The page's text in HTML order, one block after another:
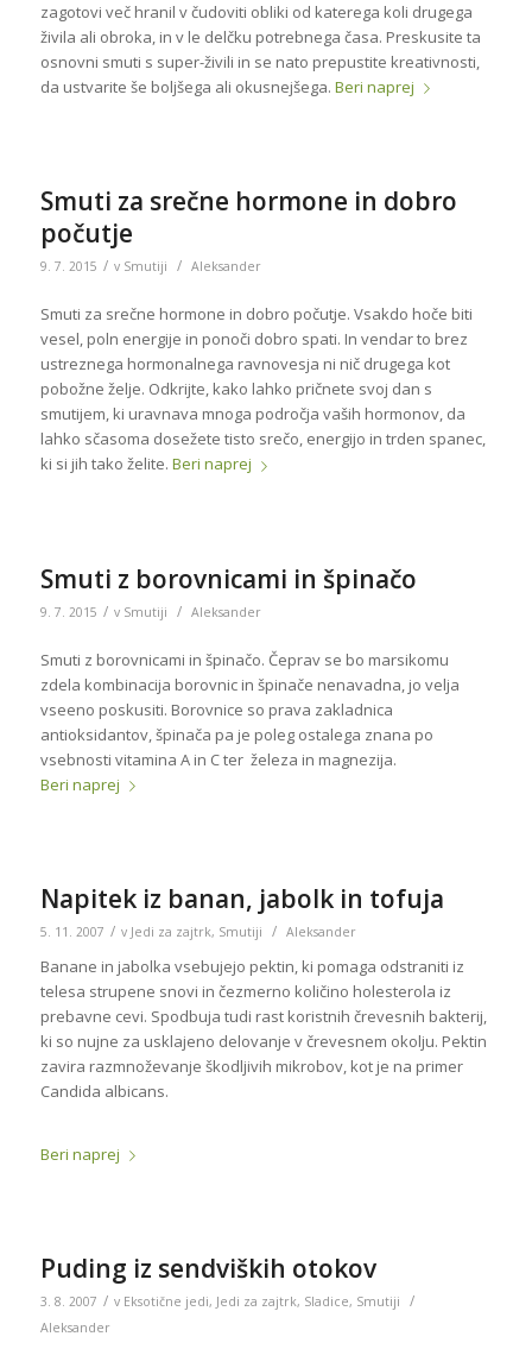
zagotovi več hranil v čudoviti obliki od katerega koli drugega
živila ali obroka, in v le delčku potrebnega časa. Preskusite ta
osnovni smuti s super-živili in se nato prepustite kreativnosti,
da ustvarite še boljšega ali okusnejšega. Beri naprej
Smuti za srečne hormone in dobro
počutje
9. 7. 2015 / v Smutiji / Aleksander
Smuti za srečne hormone in dobro počutje. Vsakdo hoče biti
vesel, poln energije in ponoči dobro spati. In vendar to brez
ustreznega hormonalnega ravnovesja ni nič drugega kot
pobožne želje. Odkrijte, kako lahko pričnete svoj dan s
smutijem, ki uravnava mnoga področja vaših hormonov, da
lahko sčasoma dosežete tisto srečo, energijo in trden spanec,
ki si jih tako želite. Beri naprej
Smuti z borovnicami in špinačo
9. 7. 2015 / v Smutiji / Aleksander
Smuti z borovnicami in špinačo. Čeprav se bo marsikomu
zdela kombinacija borovnic in špinače nenavadna, jo velja
vseeno poskusiti. Borovnice so prava zakladnica
antioksidantov, špinača pa je poleg ostalega znana po
vsebnosti vitamina A in C ter železa in magnezija.
Beri naprej
Napitek iz banan, jabolk in tofuja
5. 11. 2007 / v Jedi za zajtrk, Smutiji / Aleksander
Banane in jabolka vsebujejo pektin, ki pomaga odstraniti iz
telesa strupene snovi in čezmerno količino holesterola iz
prebavne cevi. Spodbuja tudi rast koristnih črevesnih bakterij,
ki so nujne za usklajeno delovanje v črevesnem okolju. Pektin
zavira razmnoževanje škodljivih mikrobov, kot je na primer
Candida albicans.
Beri naprej
Puding iz sendviških otokov
3. 8. 2007 / v Eksotične jedi, Jedi za zajtrk, Sladice, Smutiji /
Aleksander